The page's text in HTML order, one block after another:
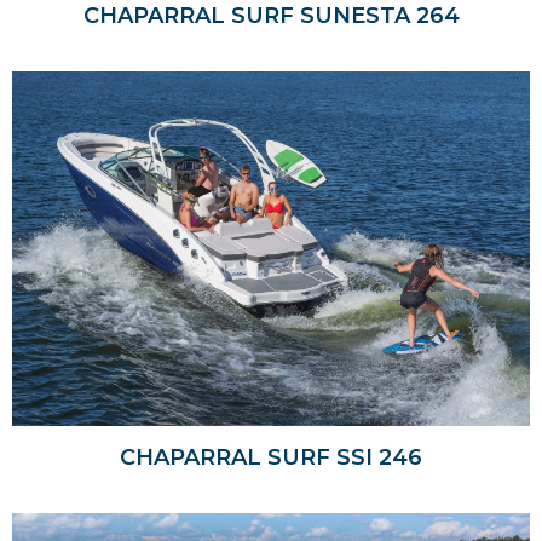
CHAPARRAL SURF SUNESTA 264
CHAPARRAL SURF SSI 246